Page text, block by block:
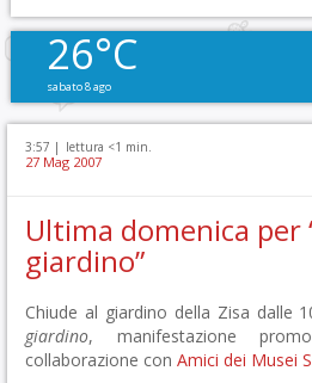
26°C
sabato 8 ago
3:57 | lettura <1 min.
27 Mag 2007
Ultima domenica per
giardino”
Chiude al giardino della Zisa dalle
giardino, manifestazione
collaborazione con Amici dei Musei